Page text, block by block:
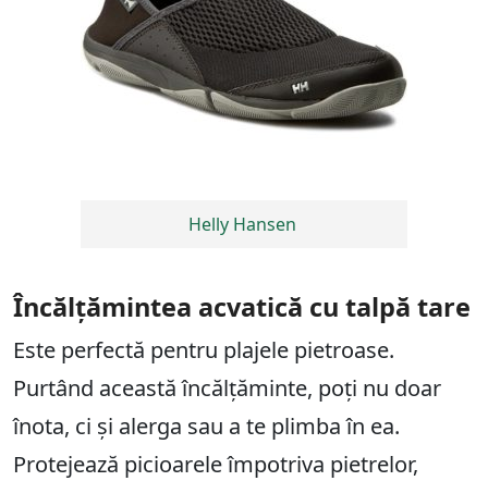
Helly Hansen
Încălțămintea acvatică cu talpă tare
Este perfectă pentru plajele pietroase.
Purtând această încălțăminte, poți nu doar
înota, ci și alerga sau a te plimba în ea.
Protejează picioarele împotriva pietrelor,